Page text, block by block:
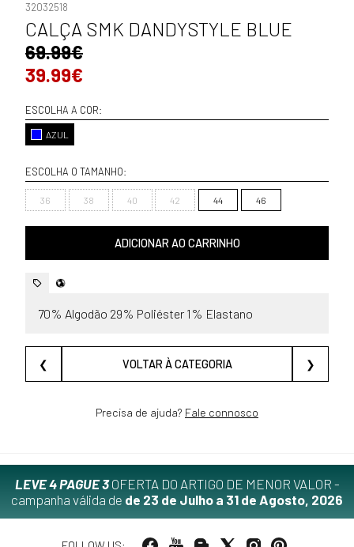
32032518
CALÇA SMK DANDYSTYLE BLUE
69.99€
39.99€
ESCOLHA A COR:
AZUL
ESCOLHA O TAMANHO:
36 38 40 42 44 46
ADICIONAR AO CARRINHO
70% Algodão 29% Poliéster 1% Elastano
❮ VOLTAR À CATEGORIA ❯
Precisa de ajuda? Fale connosco
LEVE 4 PAGUE 3OFERTA DO ARTIGO DE MENOR VALOR -
campanha válida de de 23 de Julho a 31 de Agosto, 2026